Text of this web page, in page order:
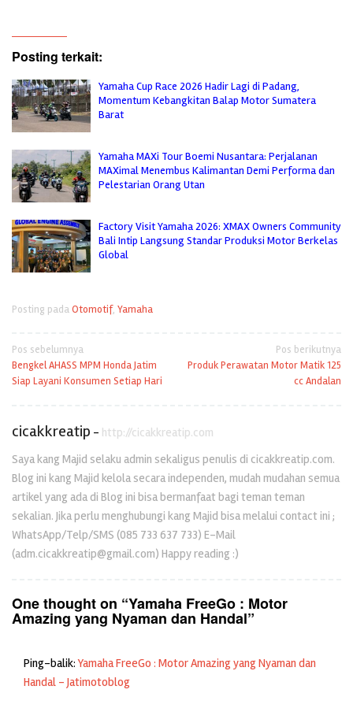
Posting terkait:
Yamaha Cup Race 2026 Hadir Lagi di Padang,
Momentum Kebangkitan Balap Motor Sumatera
Barat
Yamaha MAXi Tour Boemi Nusantara: Perjalanan
MAXimal Menembus Kalimantan Demi Performa dan
Pelestarian Orang Utan
Factory Visit Yamaha 2026: XMAX Owners Community
Bali Intip Langsung Standar Produksi Motor Berkelas
Global
Posting padaOtomotif, Yamaha
Navigasi
pos
Pos sebelumnya
Bengkel AHASS MPM Honda Jatim
Siap Layani Konsumen Setiap Hari
Pos berikutnya
Produk Perawatan Motor Matik 125
cc Andalan
cicakkreatip - http://cicakkreatip.com
Saya kang Majid selaku admin sekaligus penulis di cicakkreatip.com.
Blog ini kang Majid kelola secara independen, mudah mudahan semua
artikel yang ada di Blog ini bisa bermanfaat bagi teman teman
sekalian. Jika perlu menghubungi kang Majid bisa melalui contact ini ;
WhatsApp/Telp/SMS (085 733 637 733) E-Mail
(adm.cicakkreatip@gmail.com) Happy reading :)
One thought on “Yamaha FreeGo : Motor
Amazing yang Nyaman dan Handal”
Ping-balik:Yamaha FreeGo : Motor Amazing yang Nyaman dan
Handal - Jatimotoblog